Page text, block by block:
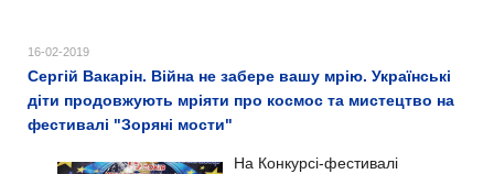
16-02-2019
Сергій Вакарін. Війна не забере вашу мрію. Українські
діти продовжують мріяти про космос та мистецтво на
фестивалі "Зоряні мости"
На Конкурсі-фестивалі